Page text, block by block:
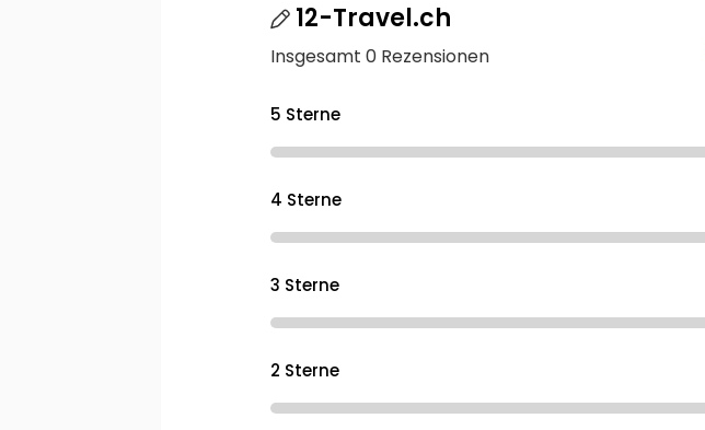
12-Travel.ch
Insgesamt 0 Rezensionen
5 Sterne
4 Sterne
3 Sterne
2 Sterne